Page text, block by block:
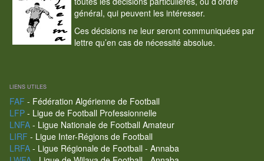
général, qui peuvent les intéresser.
Ces décisions ne leur seront communiquées par
lettre qu’en cas de nécessité absolue.
LIENS UTILES
FAF - Fédération Algérienne de Football
LFP- Ligue de Football Professionnelle
LNFA- Ligue Nationale de Football Amateur
LIRF - Ligue Inter-Régions de Football
LRFA- Ligue Régionale de Football - Annaba